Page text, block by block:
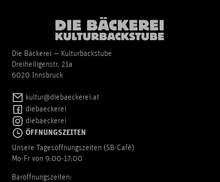
Die Bäckerei — Kulturbackstube
Dreiheiligenstr. 21a
6020 Innsbruck
kultur@diebaeckerei.at
diebaeckerei
diebaeckerei
ÖFFNUNGSZEITEN
Unsere Tagesöffnungszeiten (SB-Cafè)
Mo-Fr von 9:00-17:00
Baröffnungszeiten: